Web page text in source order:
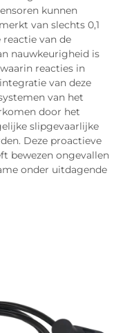
kunnen
van slechts 0,1
van de
nauwkeurigheid is
reacties in
van deze
van het
door het
slipgevaarlijke
Deze proactieve
bewezen ongevallen
onder uitdagende